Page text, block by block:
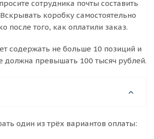
сотрудника почты составить
коробку самостоятельно
после того, как оплатили заказ.
содержать не больше 10 позиций и
должна превышать 100 тысяч рублей.
один из трёх вариантов оплаты: